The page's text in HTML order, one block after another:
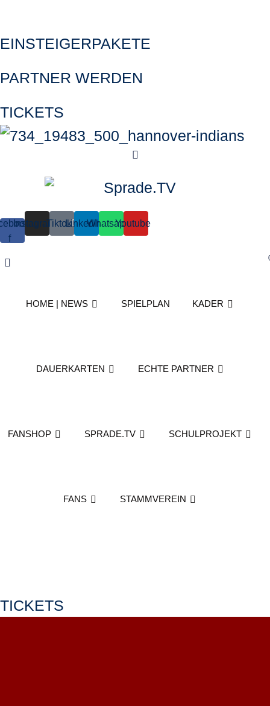
EINSTEIGERPAKETE
PARTNER WERDEN
TICKETS
f
InstagramTiktokLinkedinWhatsappYoutube
HOME | NEWS SPIELPLAN KADER
DAUERKARTEN ECHTE PARTNER
FANSHOP SPRADE.TV SCHULPROJEKT
FANS STAMMVEREIN
TICKETS